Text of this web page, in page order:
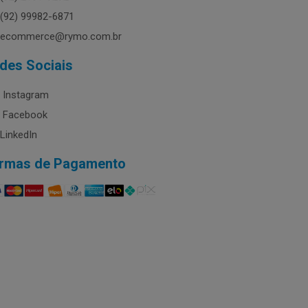
(92) 99982-6871
ecommerce@rymo.com.br
Sociais
Instagram
Facebook
LinkedIn
de Pagamento